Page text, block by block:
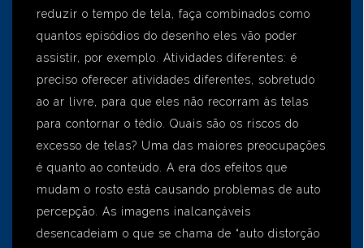
reduzir o tempo de tela, faça combinados como
quantos episódios do desenho eles vão poder
assistir, por exemplo. Atividades diferentes: é
preciso oferecer atividades diferentes, sobretudo
ao ar livre, para que eles não recorram às telas
para contornar o tédio. Quais são os riscos do
excesso de telas? Uma das maiores preocupações
é quanto ao conteúdo. A era dos efeitos que
mudam o rosto está causando problemas de auto
percepção. As imagens inalcançáveis
desencadeiam o que se chama de “auto distorção